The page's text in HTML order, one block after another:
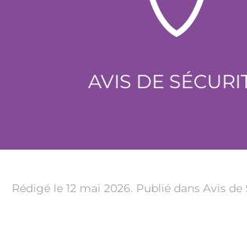
AVIS DE
Rédigé le 12 mai 2026. Publié dans Avis de